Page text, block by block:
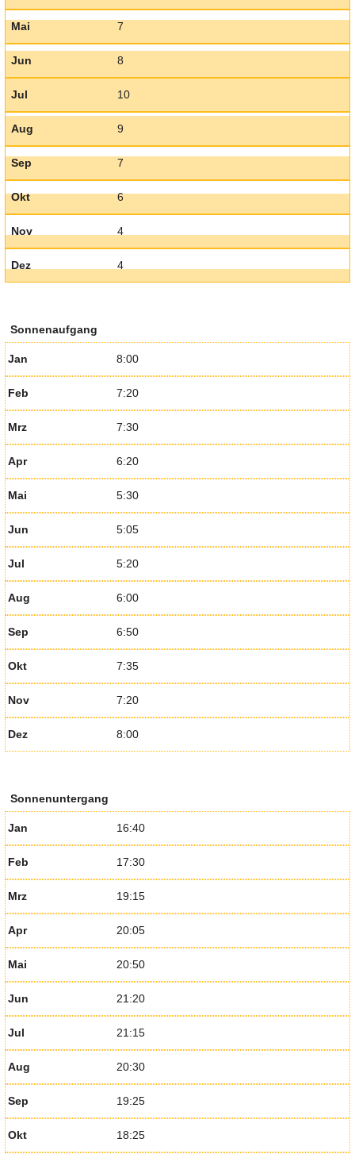
Mai 7
Jun 8
Jul 10
Aug 9
Sep 7
Okt 6
Nov 4
Dez 4
Sonnenaufgang
Jan 8:00
Feb 7:20
Mrz 7:30
Apr 6:20
Mai 5:30
Jun 5:05
Jul 5:20
Aug 6:00
Sep 6:50
Okt 7:35
Nov 7:20
Dez 8:00
Sonnenuntergang
Jan 16:40
Feb 17:30
Mrz 19:15
Apr 20:05
Mai 20:50
Jun 21:20
Jul 21:15
Aug 20:30
Sep 19:25
Okt 18:25